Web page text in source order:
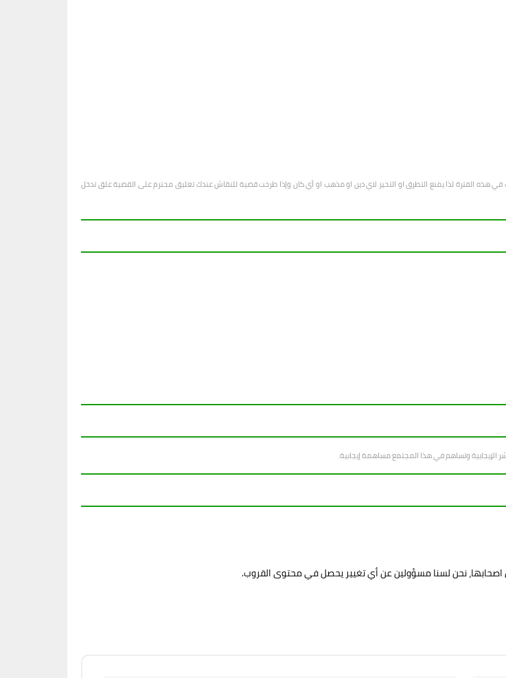
في هذه الفترة لذا يمنع التطرق او التحيز لاي دين او مذهب او أي كان وإذا طرحت قضية للنقاش عندك تعليق محترم على القضية علق تدخل
الإيجابية وتساهم في هذا المجتمع مساهمة إيجابية.
نحن لسنا مسؤولين عن أي تغيير يحصل في محتوى القروب.